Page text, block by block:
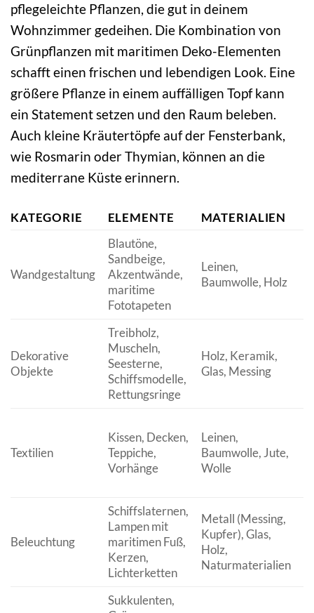
pflegeleichte Pflanzen, die gut in deinem
Wohnzimmer gedeihen. Die Kombination von
Grünpflanzen mit maritimen Deko-Elementen
schafft einen frischen und lebendigen Look. Eine
größere Pflanze in einem auffälligen Topf kann
ein Statement setzen und den Raum beleben.
Auch kleine Kräutertöpfe auf der Fensterbank,
wie Rosmarin oder Thymian, können an die
mediterrane Küste erinnern.
KATEGORIE ELEMENTE MATERIALIEN
Wandgestaltung
Blautöne,
Sandbeige,
Akzentwände,
maritime
Fototapeten
Leinen,
Baumwolle, Holz
Dekorative
Objekte
Treibholz,
Muscheln,
Seesterne,
Schiffsmodelle,
Rettungsringe
Holz, Keramik,
Glas, Messing
Textilien
Kissen, Decken,
Teppiche,
Vorhänge
Leinen,
Baumwolle, Jute,
Wolle
Beleuchtung
Schiffslaternen,
Lampen mit
maritimen Fuß,
Kerzen,
Lichterketten
Metall (Messing,
Kupfer), Glas,
Holz,
Naturmaterialien
Sukkulenten,